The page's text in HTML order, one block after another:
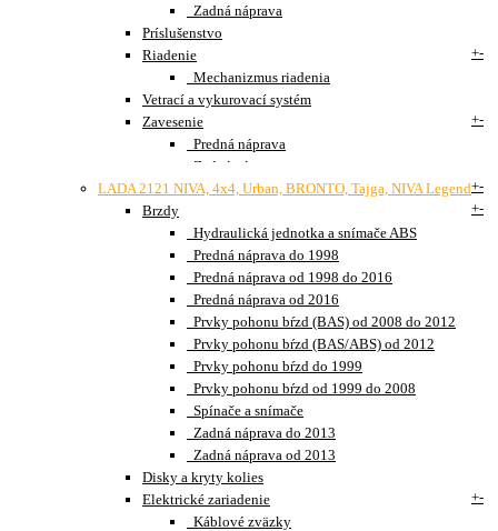
Zadná náprava
Príslušenstvo
Riadenie
+-
Mechanizmus riadenia
Vetrací a vykurovací systém
Zavesenie
+-
Predná náprava
Zadná náprava
LADA 2121 NIVA, 4x4, Urban, BRONTO, Tajga, NIVA Legend+-
Brzdy
+-
Hydraulická jednotka a snímače ABS
Predná náprava do 1998
Predná náprava od 1998 do 2016
Predná náprava od 2016
Prvky pohonu bŕzd (BAS) od 2008 do 2012
Prvky pohonu bŕzd (BAS/ABS) od 2012
Prvky pohonu bŕzd do 1999
Prvky pohonu bŕzd od 1999 do 2008
Spínače a snímače
Zadná náprava do 2013
Zadná náprava od 2013
Disky a kryty kolies
Elektrické zariadenie
+-
Káblové zväzky